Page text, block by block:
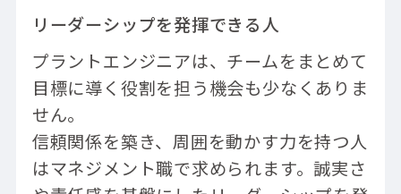
リーダーシップを発揮できる人
プラントエンジニアは、チームをまとめて
目標に導く役割を担う機会も少なくありま
せん。
信頼関係を築き、周囲を動かす力を持つ人
はマネジメント職で求められます。誠実さ